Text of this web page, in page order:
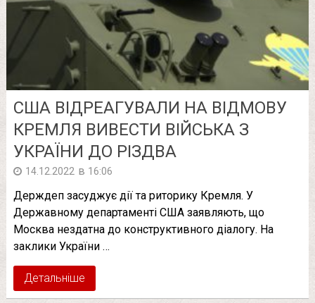
США ВІДРЕАГУВАЛИ НА ВІДМОВУ
КРЕМЛЯ ВИВЕСТИ ВІЙСЬКА З
УКРАЇНИ ДО РІЗДВА
14.12.2022 в 16:06
Держдеп засуджує дії та риторику Кремля. У
Державному департаменті США заявляють, що
Москва нездатна до конструктивного діалогу. На
заклики України …
Детальніше